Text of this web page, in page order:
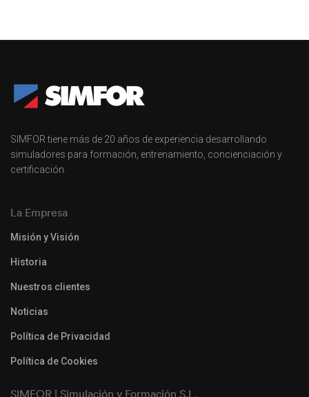
SIMFOR tiene más de 20 años de experiencia desarrollando
simuladores para formación, entrenamiento, concienciación y
certificación.
La Empresa
Misión y Visión
Historia
Nuestros clientes
Noticias
Política de Privacidad
Política de Cookies
SIMFOR | Simulación y Formación S.L.